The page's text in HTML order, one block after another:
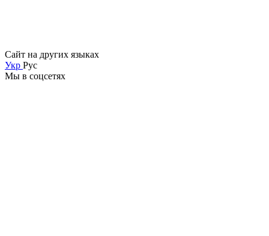
Сайт на других языках
Укр Рус
Мы в соцсетях